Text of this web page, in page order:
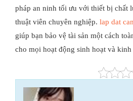
pháp an ninh tối ưu với thiết bị chất
thuật viên chuyên nghiệp. lap dat
giúp bạn bảo vệ tài sản một cách
cho mọi hoạt động sinh hoạt và